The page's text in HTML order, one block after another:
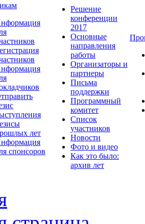
лет
спонсоров
Решение
конференции
2017
Основные
направления
работы
Организаторы и
партнеры
Письма
поддержки
Программный
комитет
Список
участников
Новости
Фото и видео
Как это было:
архив лет